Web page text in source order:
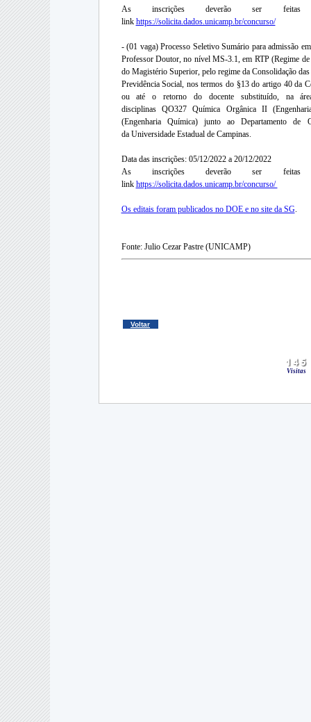
As inscrições deverão ser feitas
link https://solicita.dados.unicamp.br/concurso/
- (01 vaga) Processo Seletivo Sumário para admissão
Professor Doutor, no nível MS-3.1, em RTP (Regime
do Magistério Superior, pelo regime da Consolidação
Previdência Social, nos termos do §13 do artigo 40 da
ou até o retorno do docente substituído, na
disciplinas QO327 Química Orgânica II
(Engenharia Química) junto ao Departamento
da Universidade Estadual de Campinas.
Data das inscrições: 05/12/2022 a 20/12/2022
As inscrições deverão ser feitas
link https://solicita.dados.unicamp.br/concurso/
Os editais foram publicados no DOE e no site da SG.
Fonte: Julio Cezar Pastre (UNICAMP)
Voltar
Visitas